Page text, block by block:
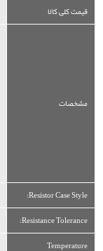
قیمت کلی کالا
مشخصات
Resistor Case Style:
Resistance Tolerance:
Temperature